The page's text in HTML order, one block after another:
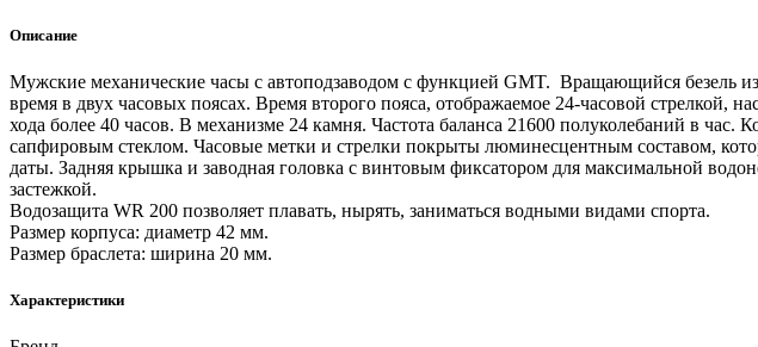
Описание
Мужские механические часы с автоподзаводом с функцией GMT. Вращающийся безель
время в двух часовых поясах. Время второго пояса, отображаемое 24-часовой стрелкой,
хода более 40 часов. В механизме 24 камня. Частота баланса 21600 полуколебаний в
сапфировым стеклом. Часовые метки и стрелки покрыты люминесцентным составом,
даты. Задняя крышка и заводная головка с винтовым фиксатором для максимальной
застежкой.
Водозащита WR 200 позволяет плавать, нырять, заниматься водными видами спорта.
Размер корпуса: диаметр 42 мм.
Размер браслета: ширина 20 мм.
Характеристики